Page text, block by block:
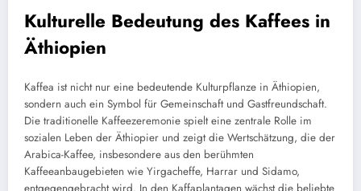
Kulturelle Bedeutung des Kaffees in
Äthiopien
Kaffea ist nicht nur eine bedeutende Kulturpflanze in Äthiopien,
sondern auch ein Symbol für Gemeinschaft und Gastfreundschaft.
Die traditionelle Kaffeezeremonie spielt eine zentrale Rolle im
sozialen Leben der Äthiopier und zeigt die Wertschätzung, die der
Arabica-Kaffee, insbesondere aus den berühmten
Kaffeeanbaugebieten wie Yirgacheffe, Harrar und Sidamo,